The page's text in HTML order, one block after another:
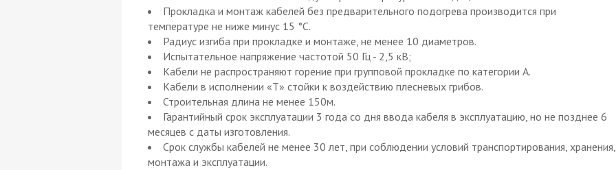
Прокладка и монтаж кабелей без предварительного подогрева производится при
температуре не ниже минус 15 °С.
Радиус изгиба при прокладке и монтаже, не менее 10 диаметров.
Испытательное напряжение частотой 50 Гц - 2,5 кВ;
Кабели не распространяют горение при групповой прокладке по категории А.
Кабели в исполнении «Т» стойки к воздействию плесневых грибов.
Строительная длина не менее 150м.
Гарантийный срок эксплуатации 3 года со дня ввода кабеля в эксплуатацию, но не позднее 6
месяцев с даты изготовления.
Срок службы кабелей не менее 30 лет, при соблюдении условий транспортирования, хранения,
монтажа и эксплуатации.